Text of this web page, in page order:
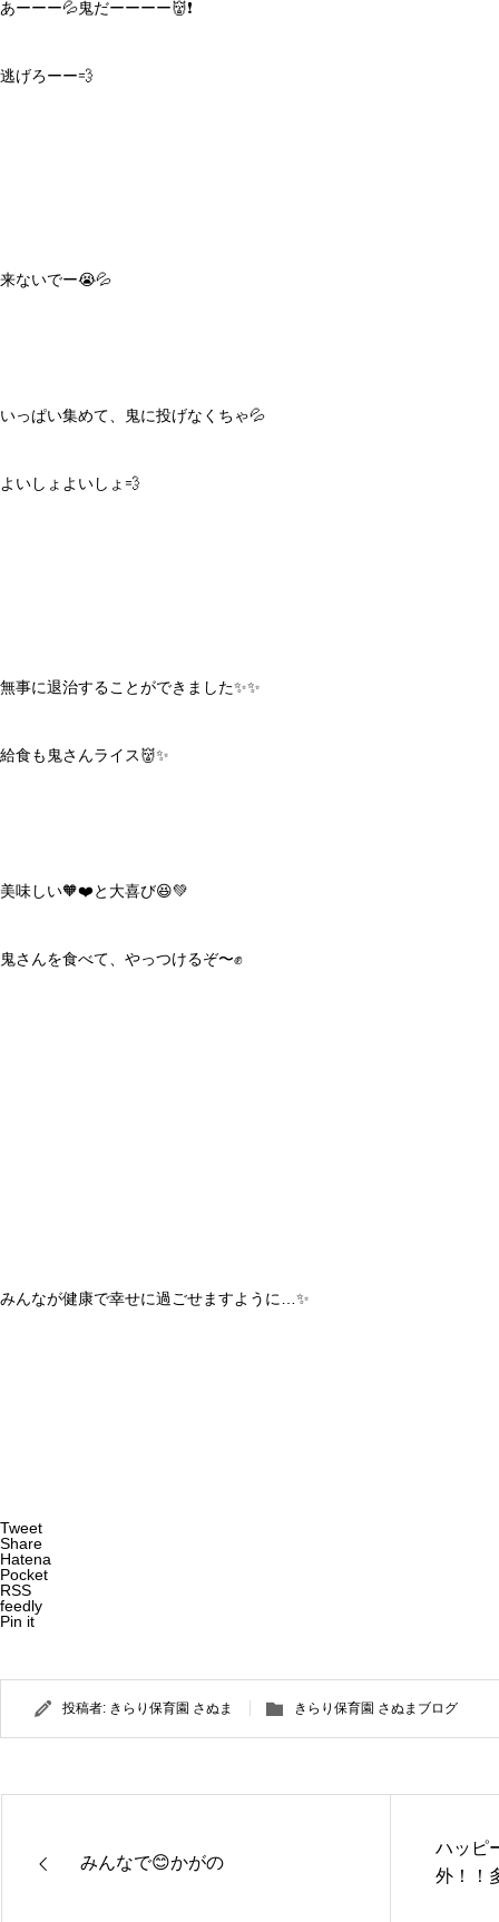
あーーー💦鬼だーーーー👹❗️
逃げろーー💨
来ないでー😭💦
いっぱい集めて、鬼に投げなくちゃ💦
よいしょよいしょ💨
無事に退治することができました✨✨
給食も鬼さんライス👹✨
美味しい🧡❤️と大喜び😆💚
鬼さんを食べて、やっつけるぞ〜✊
みんなが健康で幸せに過ごせますように…✨
Tweet
Share
Hatena
Pocket
RSS
feedly
Pin it
投稿者: きらり保育園 さぬま きらり保育園 さぬまブログ
みんなで😊かがの
ハッピ
外！！